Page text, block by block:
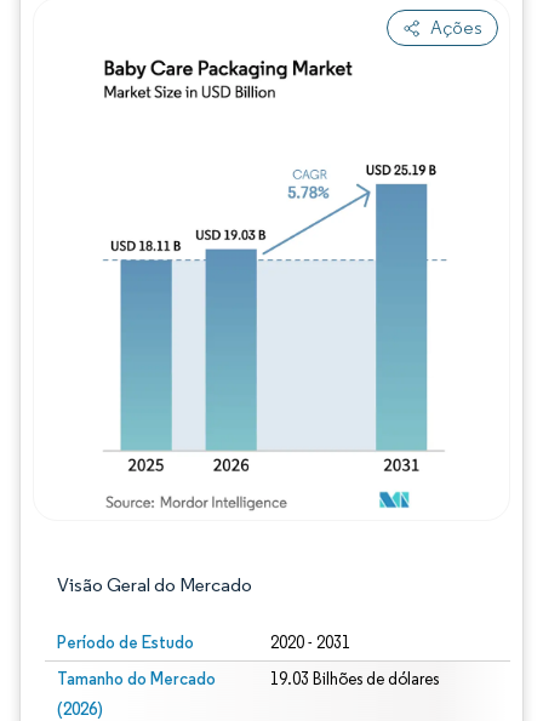
Ações
Visão Geral do Mercado
Período de Estudo 2020 - 2031
Tamanho do Mercado
(2026)
19.03 Bilhões de dólares